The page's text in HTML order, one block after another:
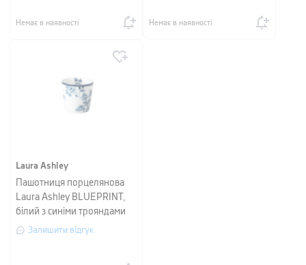
Немає в наявності Немає в наявності
Laura Ashley
Пашотниця порцелянова
Laura Ashley BLUEPRINT,
білий з синіми трояндами
Залишити відгук